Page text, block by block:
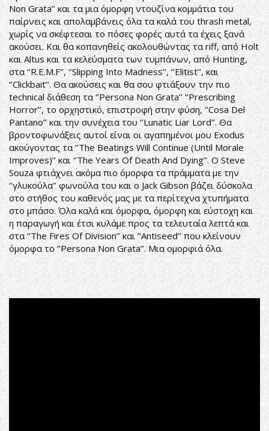
Non Grata’’ και τα μια όμορφη ντουζίνα κομμάτια του
παίρνεις και απολαμβάνεις όλα τα καλά του thrash metal,
χωρίς να σκέφτεσαι το πόσες φορές αυτά τα έχεις ξανά
ακούσει. Και θα κοπανηθείς ακολουθώντας τα riff, από Holt
και Altus και τα κελεύσματα των τυμπάνων, από Hunting,
στα ‘’R.E.M.F’’, ‘’Slipping Into Madness’’, ‘’Elitist’’, και
‘’Clickbait’’. Θα ακούσεις και θα σου φτιάξουν την πιο
technical διάθεση τα ‘’Persona Non Grata’’ ‘’Prescribing
Horror’’, το ορχηστικό, επιστροφή στην φύση, ‘’Cosa Del
Pantano’’ και την συνέχεια του ‘’Lunatic Liar Lord’’. Θα
βροντοφωνάξεις αυτοί είναι οι αγαπημένοι μου Exodus
ακούγοντας τα ‘’The Beatings Will Continue (Until Morale
Improves)’’ και ‘’The Years Of Death And Dying’’. Ο Steve
Souza φτιάχνει ακόμα πιο όμορφα τα πράμματα με την
‘’γλυκούλα’’ φωνούλα του και ο Jack Gibson βάζει δύσκολα
στο στήθος του καθενός μας με τα περίτεχνα χτυπήματα
στο μπάσο. Όλα καλά και όμορφα, όμορφη και εύστοχη και
η παραγωγή και έτσι κυλάμε προς τα τελευταία λεπτά και
στα ‘’The Fires Of Division’’ και ‘’Antiseed’’ που κλείνουν
όμορφα το ‘’Persona Non Grata’’. Μια ομορφιά όλα.